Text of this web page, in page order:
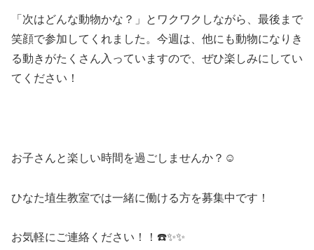
「次はどんな動物かな？」とワクワクしながら、最後まで
笑顔で参加してくれました。今週は、他にも動物になりき
る動きがたくさん入っていますので、ぜひ楽しみにしてい
てください！
お子さんと楽しい時間を過ごしませんか？☺️
ひなた埴生教室では一緒に働ける方を募集中です！
お気軽にご連絡ください！！☎️✨✨